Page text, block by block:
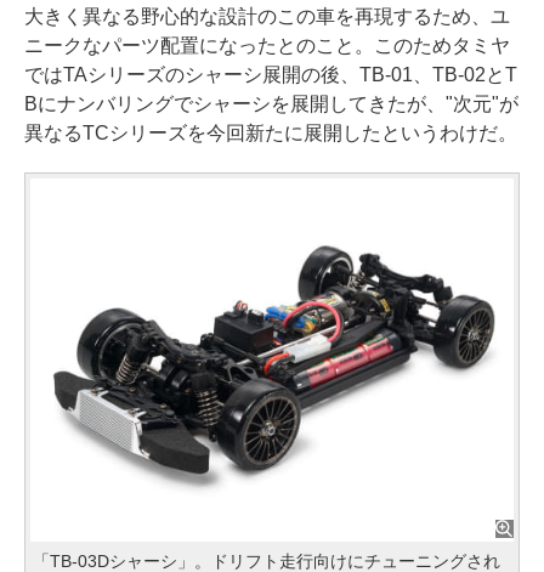
大きく異なる野心的な設計のこの車を再現するため、ユ
ニークなパーツ配置になったとのこと。このためタミヤ
ではTAシリーズのシャーシ展開の後、TB-01、TB-02とT
Bにナンバリングでシャーシを展開してきたが、"次元"が
異なるTCシリーズを今回新たに展開したというわけだ。
「TB-03Dシャーシ」。ドリフト走行向けにチューニングされ